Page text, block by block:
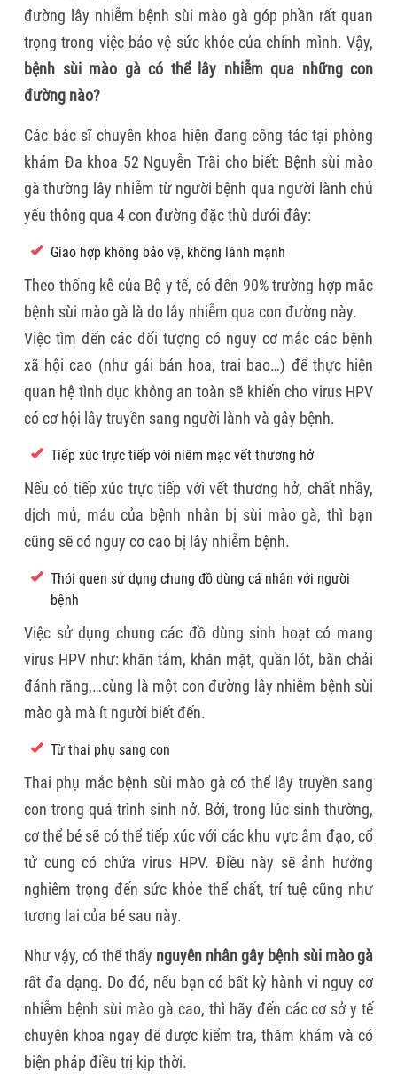
đường lây nhiễm bệnh sùi mào gà góp phần rất quan
trọng trong việc bảo vệ sức khỏe của chính mình. Vậy,
bệnh sùi mào gà có thể lây nhiễm qua những con
đường nào?
Các bác sĩ chuyên khoa hiện đang công tác tại phòng
khám Đa khoa 52 Nguyễn Trãi cho biết: Bệnh sùi mào
gà thường lây nhiễm từ người bệnh qua người lành chủ
yếu thông qua 4 con đường đặc thù dưới đây:
Giao hợp không bảo vệ, không lành mạnh
Theo thống kê của Bộ y tế, có đến 90% trường hợp mắc
bệnh sùi mào gà là do lây nhiễm qua con đường này.
Việc tìm đến các đối tượng có nguy cơ mắc các bệnh
xã hội cao (như gái bán hoa, trai bao…) để thực hiện
quan hệ tình dục không an toàn sẽ khiến cho virus HPV
có cơ hội lây truyền sang người lành và gây bệnh.
Tiếp xúc trực tiếp với niêm mạc vết thương hở
Nếu có tiếp xúc trực tiếp với vết thương hở, chất nhầy,
dịch mủ, máu của bệnh nhân bị sùi mào gà, thì bạn
cũng sẽ có nguy cơ cao bị lây nhiễm bệnh.
Thói quen sử dụng chung đồ dùng cá nhân với người
bệnh
Việc sử dụng chung các đồ dùng sinh hoạt có mang
virus HPV như: khăn tắm, khăn mặt, quần lót, bàn chải
đánh răng,…cùng là một con đường lây nhiễm bệnh sùi
mào gà mà ít người biết đến.
Từ thai phụ sang con
Thai phụ mắc bệnh sùi mào gà có thể lây truyền sang
con trong quá trình sinh nở. Bởi, trong lúc sinh thường,
cơ thể bé sẽ có thể tiếp xúc với các khu vực âm đạo, cổ
tử cung có chứa virus HPV. Điều này sẽ ảnh hưởng
nghiêm trọng đến sức khỏe thể chất, trí tuệ cũng như
tương lai của bé sau này.
Như vậy, có thể thấy nguyên nhân gây bệnh sùi mào gà
rất đa dạng. Do đó, nếu bạn có bất kỳ hành vi nguy cơ
nhiễm bệnh sùi mào gà cao, thì hãy đến các cơ sở y tế
chuyên khoa ngay để được kiểm tra, thăm khám và có
biện pháp điều trị kịp thời.